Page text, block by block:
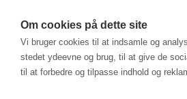
Om cookies på dette site
Vi bruger cookies til at indsamle og
stedet ydeevne og brug, til at give de
til at forbedre og tilpasse indhold og